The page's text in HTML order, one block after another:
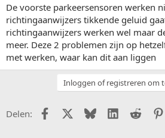
De voorste parkeersensoren werken
richtingaanwijzers tikkende geluid
richtingaanwijzers werken wel maar
meer. Deze 2 problemen zijn op
met werken, waar kan dit aan liggen
Inloggen of registreren om
Delen: FacebookX (Twitter)
BlueskyLinkedIn
Reddit